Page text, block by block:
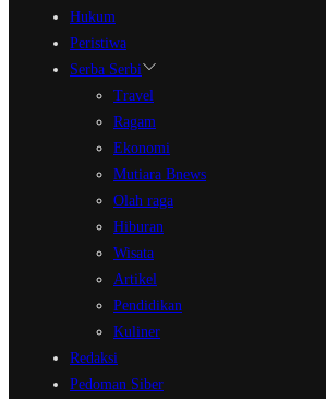
Hukum
Peristiwa
Serba Serbi
Travel
Ragam
Ekonomi
Mutiara Bnews
Olah raga
Hiburan
Wisata
Artikel
Pendidikan
Kuliner
Redaksi
Pedoman Siber